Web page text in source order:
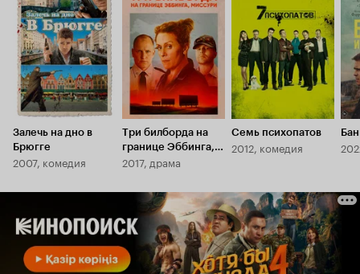
7.8
Залечь на дно в
Брюгге
2007, комедия
8.1
Три билборда на
границе Эббинга,
Миссури
2017, драма
Семь психопатов
2012, комедия